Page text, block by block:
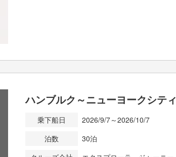
ハンブルク～ニューヨークシティ
乗下船日
2026/9/7～2026/10/7
泊数
30泊